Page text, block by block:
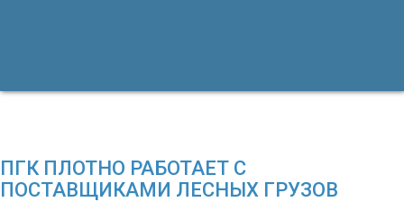
ПГК ПЛОТНО РАБОТАЕТ С
ПОСТАВЩИКАМИ ЛЕСНЫХ ГРУЗОВ